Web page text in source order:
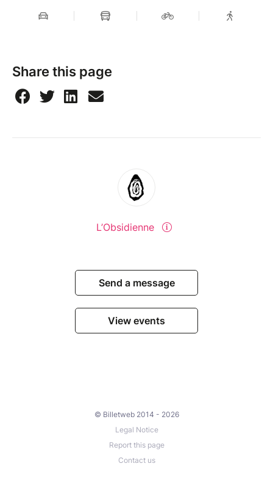
Share this page
L’Obsidienne
Send a message
View events
© Billetweb 2014 - 2026
Legal Notice
Report this page
Contact us